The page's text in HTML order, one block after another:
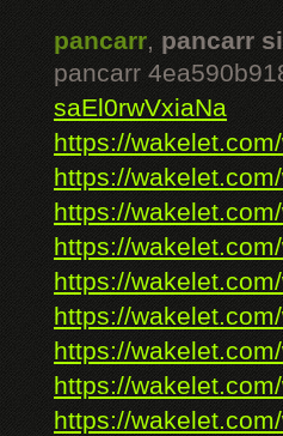
pancarr, pancarr
pancarr
saEl0rwVxiaNa
https://
https://
https://
https://
https://
https://
https://
https://
https://